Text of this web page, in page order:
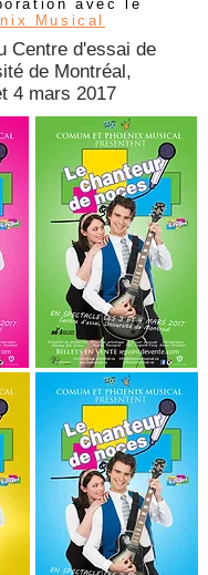
avec le
Musical
Centre d'essai de
de Montréal,
4 mars 2017